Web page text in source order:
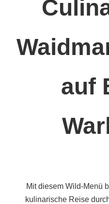
auf
Mit diesem Wild-Menü
kulinarische Reise